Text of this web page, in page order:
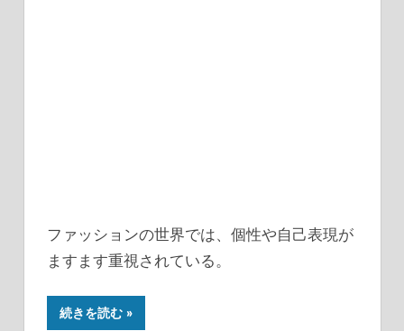
ファッションの世界では、個性や自己表現が
ますます重視されている。
続きを読む